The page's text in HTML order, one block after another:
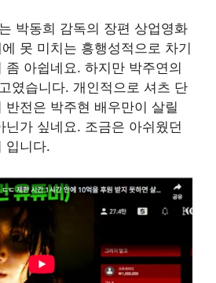
박동희 감독의 장편 상업영화
못 미치는 흥행성적으로 차기
좀 아쉽네요. 하지만 박주연의
였습니다. 개인적으로 셔츠 단
반전은 박주현 배우만이 살릴
닌가 싶네요. 조금은 아쉬웠던
입니다.